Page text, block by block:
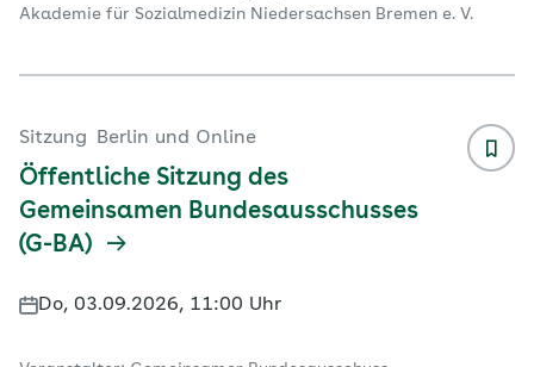
Akademie für Sozialmedizin Niedersachsen Bremen e. V.
Sitzung Berlin und Online
Öffentliche Sitzung des
Gemeinsamen Bundesausschusses
(G-BA)
Do, 03.09.2026, 11:00 Uhr